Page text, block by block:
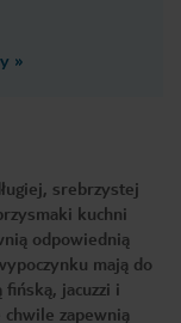
»
srebrzystej
kuchni
odpowiednią
mają do
fińską, jacuzzi i
chwile zapewnią